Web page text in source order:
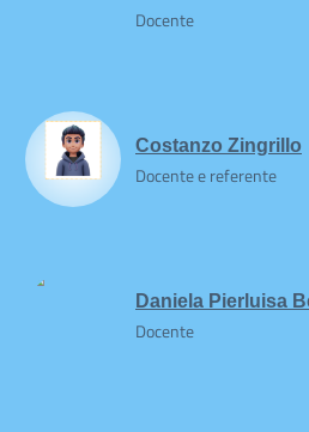
Docente
Costanzo Zingrillo
Docente e referente
Daniela Pierluisa
Docente